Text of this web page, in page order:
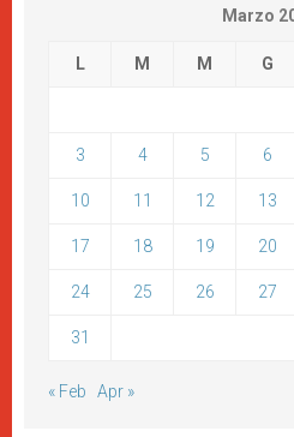
Marzo
L M M G
3 4 5 6
10 11 12 13
17 18 19 20
24 25 26 27
31
« Feb Apr »